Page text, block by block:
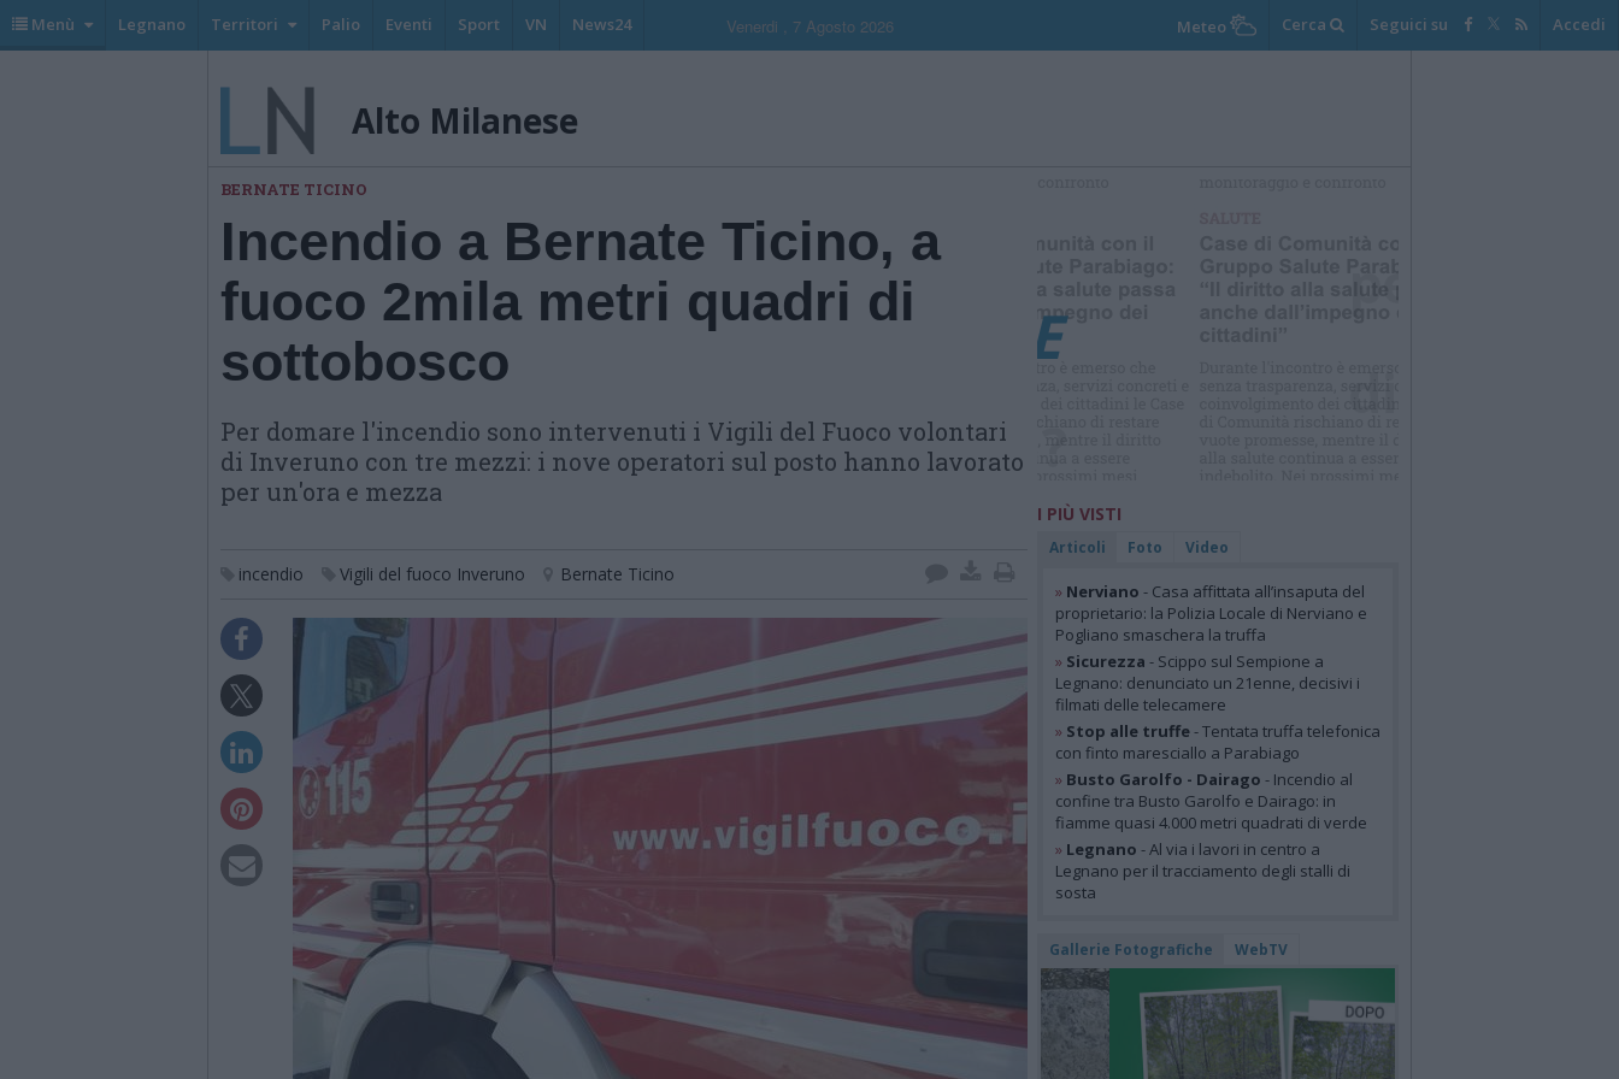
Menù Legnano Territori Palio Eventi Sport VN News24 Venerdi , 7 Agosto 2026 Meteo Cerca Seguici su Accedi
Alto Milanese
BERNATE TICINO
Incendio a Bernate Ticino, a
fuoco 2mila metri quadri di
sottobosco
Per domare l'incendio sono intervenuti i Vigili del Fuoco volontari
di Inveruno con tre mezzi: i nove operatori sul posto hanno lavorato
per un'ora e mezza
incendio Vigili del fuoco Inveruno Bernate Ticino
I PIÙ VISTI
Articoli Foto Video
» Nerviano - Casa affittata all’insaputa del
proprietario: la Polizia Locale di Nerviano e
Pogliano smaschera la truffa
» Sicurezza - Scippo sul Sempione a
Legnano: denunciato un 21enne, decisivi i
filmati delle telecamere
» Stop alle truffe- Tentata truffa telefonica
con finto maresciallo a Parabiago
» Busto Garolfo - Dairago - Incendio al
confine tra Busto Garolfo e Dairago: in
fiamme quasi 4.000 metri quadrati di verde
» Legnano - Al via i lavori in centro a
Legnano per il tracciamento degli stalli di
sosta
Gallerie Fotografiche WebTV